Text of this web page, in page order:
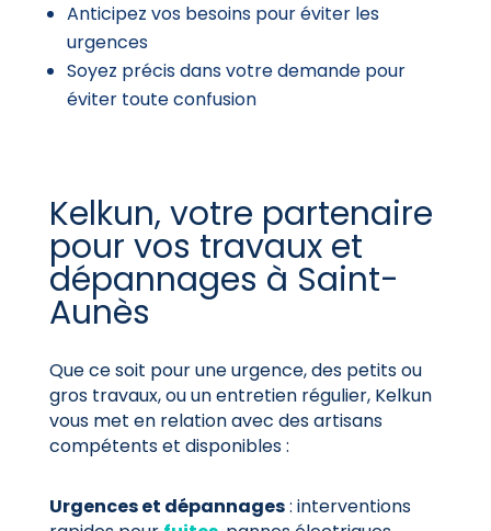
Anticipez vos besoins pour éviter les
urgences
Soyez précis dans votre demande pour
éviter toute confusion
Kelkun, votre partenaire
pour vos travaux et
dépannages à Saint-
Aunès
Que ce soit pour une urgence, des petits ou
gros travaux, ou un entretien régulier, Kelkun
vous met en relation avec des artisans
compétents et disponibles :
Urgences et dépannages: interventions